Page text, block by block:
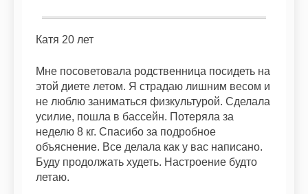
Катя 20 лет
Мне посоветовала родственница посидеть на
этой диете летом. Я страдаю лишним весом и
не люблю заниматься физкультурой. Сделала
усилие, пошла в бассейн. Потеряла за
неделю 8 кг. Спасибо за подробное
объяснение. Все делала как у вас написано.
Буду продолжать худеть. Настроение будто
летаю.